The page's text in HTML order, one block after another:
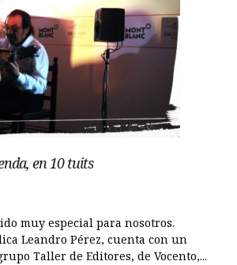
en 10 tuits
muy especial para nosotros.
Leandro Pérez, cuenta con un
Taller de Editores, de Vocento,...